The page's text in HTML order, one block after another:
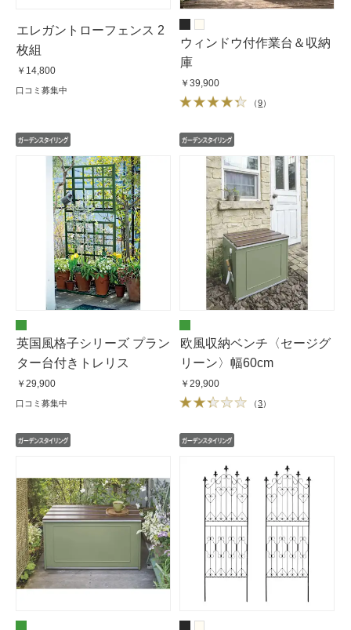
エレガントローフェンス 2
枚組
￥14,800
口コミ募集中
ウィンドウ付作業台＆収納
庫
￥39,900
（9）
英国風格子シリーズ プラン
ター台付きトレリス
￥29,900
口コミ募集中
欧風収納ベンチ〈セージグ
リーン〉幅60cm
￥29,900
（3）